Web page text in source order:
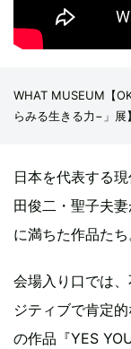
WHAT MUSEUM【
らみる生きる力−」展】
日本を代表する
田俊二・聖子夫
に満ちた作品たち
会場入り口では
ジティブで肯定
の作品『YES